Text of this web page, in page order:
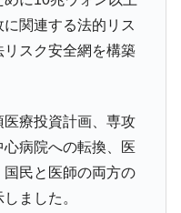
関連する法的リス
スク安全網を構築
医療投資計画、専攻
病院への転換、医
民と医師の両方の
ました。